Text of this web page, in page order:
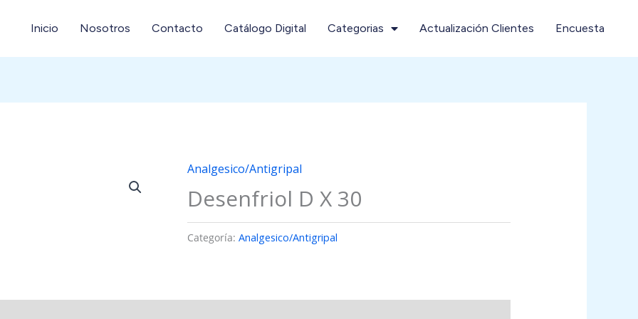
Inicio Nosotros Contacto Catálogo Digital Categorias Actualización Clientes Encuesta
Analgesico/Antigripal
Desenfriol D X 30
Categoría:Analgesico/Antigripal